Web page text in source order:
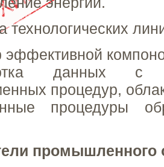
технологических
эффективной
данных с
процедур,
процедуры
промышленного